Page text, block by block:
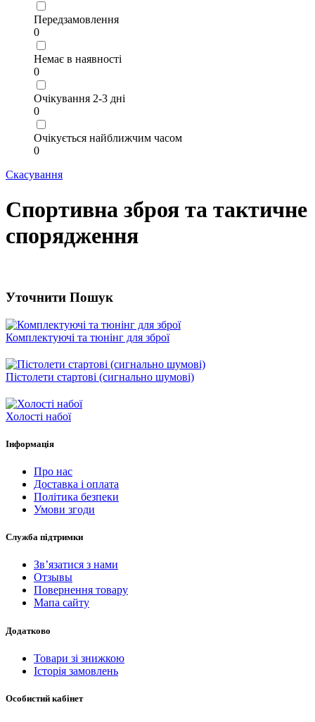
Передзамовлення
0
Немає в наявності
0
Очікування 2-3 дні
0
Очікується найближчим часом
0
Скасування
Спортивна зброя та тактичне
спорядження
Уточнити Пошук
Комплектуючі та тюнінг для зброї
Пістолети стартові (сигнально шумові)
Холості набої
Інформація
Про нас
Доставка і оплата
Політика безпеки
Умови згоди
Служба підтримки
Зв’язатися з нами
Отзывы
Повернення товару
Мапа сайту
Додатково
Товари зі знижкою
Історія замовлень
Особистий кабінет